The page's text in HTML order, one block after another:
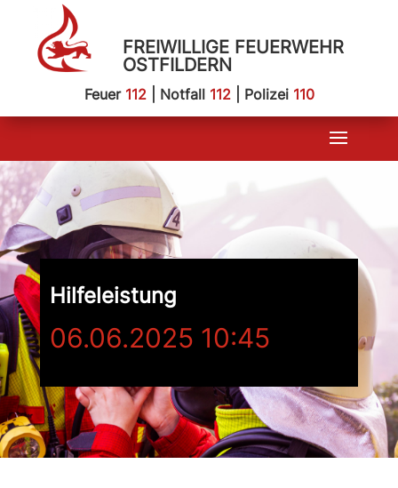
FREIWILLIGE FEUERWEHR
OSTFILDERN
Feuer 112| Notfall 112| Polizei 110
Hilfeleistung
06.06.2025 10:45